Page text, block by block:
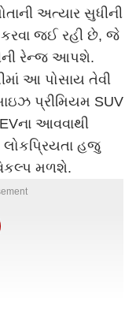
અત્યાર સુધીની
કરવા જઈ રહી છે, જે
રેન્જ આપશે.
આ પોસાય તેવી
પ્રીમિયમ SUV
આવવાથી
લોકપ્રિયતા હજુ
મળશે.